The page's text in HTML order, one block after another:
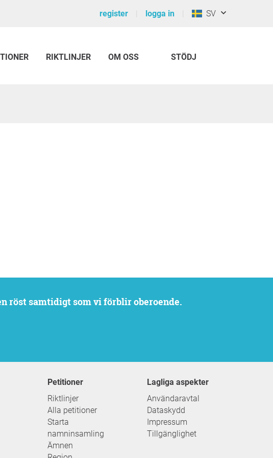
register logga in SV
RIKTLINJER OM OSS STÖDJ
röst samtidigt som vi förblir oberoende.
Petitioner
Riktlinjer
Alla petitioner
Starta
namninsamling
Ämnen
Lagliga aspekter
Användaravtal
Dataskydd
Impressum
Tillgänglighet